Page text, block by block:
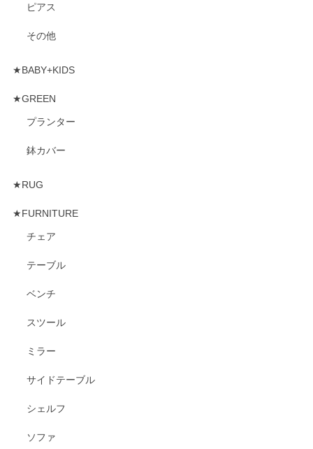
ピアス
その他
★BABY+KIDS
★GREEN
プランター
鉢カバー
★RUG
★FURNITURE
チェア
テーブル
ベンチ
スツール
ミラー
サイドテーブル
シェルフ
ソファ